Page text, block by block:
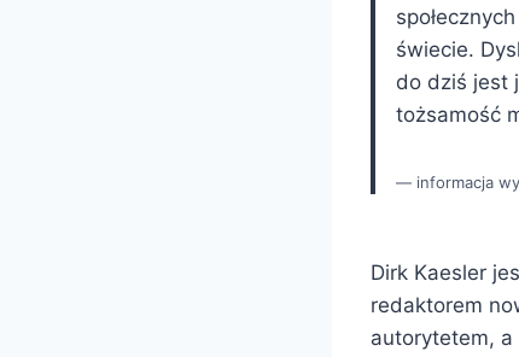
świecie.
do dziś jest
tożsamość
informacja
Dirk Kaesler
redaktorem
autorytetem, a